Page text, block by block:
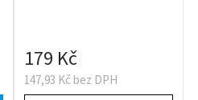
147,93 Kč bez DPH
179 Kč